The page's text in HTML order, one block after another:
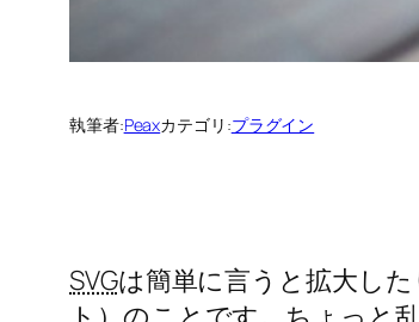
執筆者:Peaxカテゴリ:プラグイン
SVGは簡単に言うと拡大し